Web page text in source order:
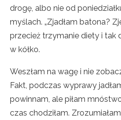
drogę, albo nie od
myślach. „Zjadłam batona?
przecież trzymanie diety i tak
w kółko.
Weszłam na wagę i nie
Fakt, podczas wyprawy
powinnam, ale piłam
czas chodziłam.